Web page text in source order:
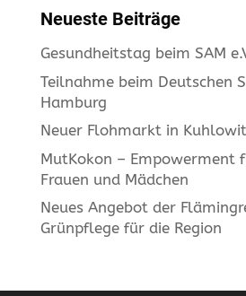
Neueste Beiträge
Gesundheitstag beim SAM
Teilnahme beim Deutschen
Hamburg
Neuer Flohmarkt in
MutKokon – Empowerment
Frauen und Mädchen
Neues Angebot der
Grünpflege für die Region